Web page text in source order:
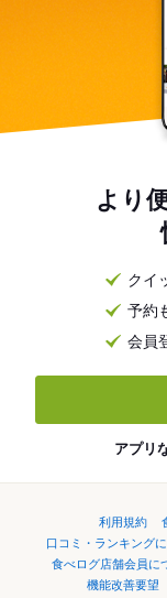
より
クイ
予約
会員
アプリ
利用規約
口コミ・ランキング
食べログ店舗会員に
機能改善要望